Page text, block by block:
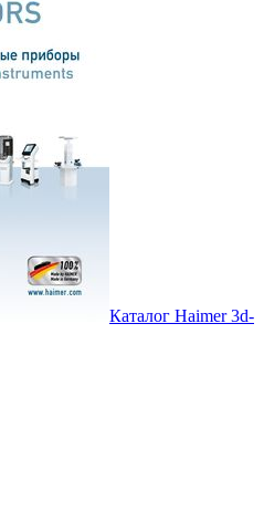
Каталог Haimer 3d-